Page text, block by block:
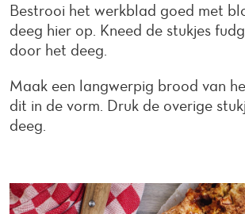
Bestrooi het werkblad goed met
deeg hier op. Kneed de stukjes
door het deeg.
Maak een langwerpig brood van
dit in de vorm. Druk de overige
deeg.